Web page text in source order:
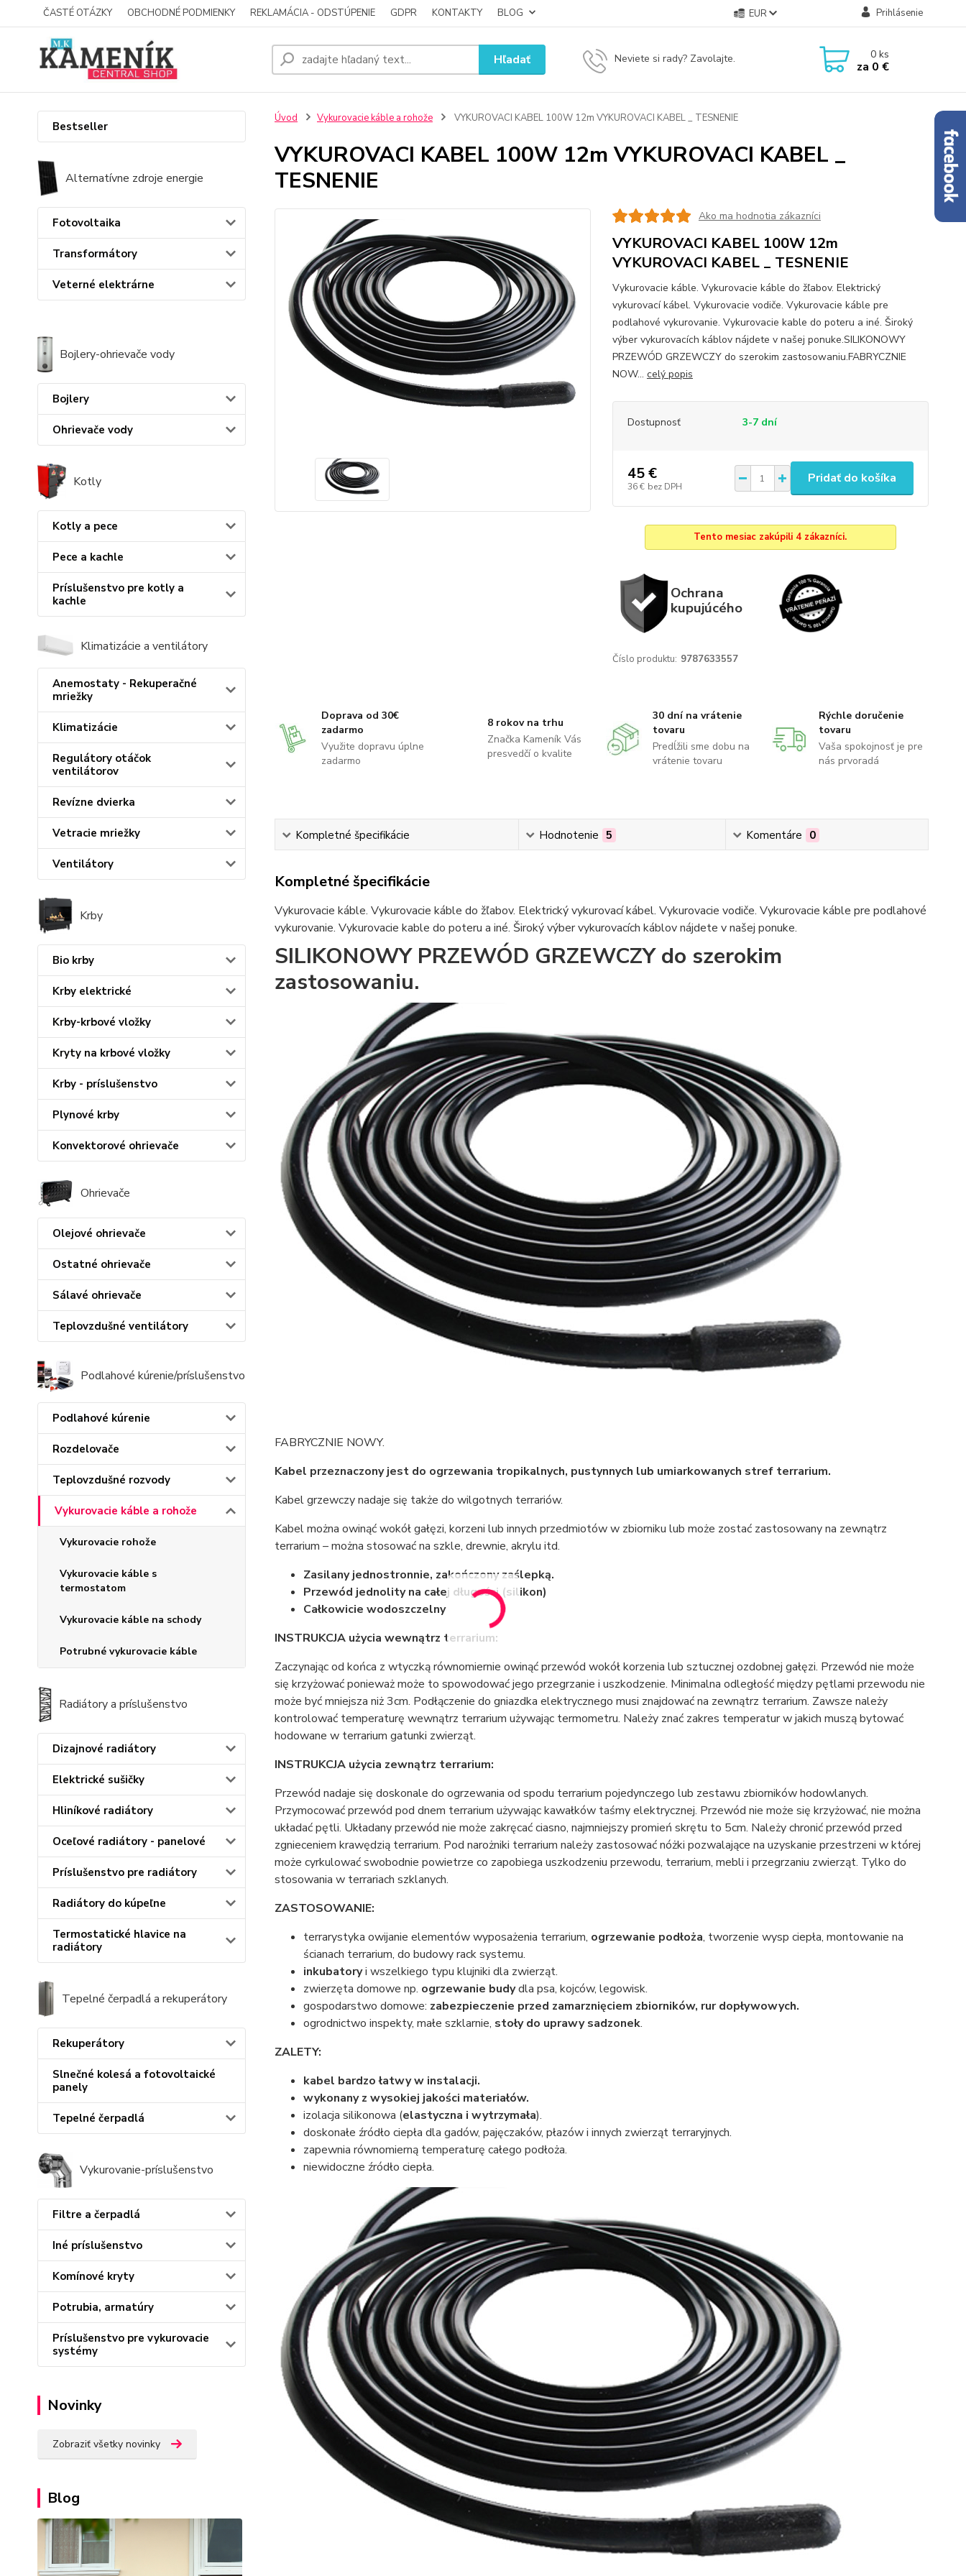
ČASTÉ OTÁZKY OBCHODNÉ PODMIENKY REKLAMÁCIA - ODSTÚPENIE GDPR KONTAKTY BLOG EUR Prihlásenie
Hľadať Neviete si rady? Zavolajte. 0ks
za 0 €
Bestseller
Alternatívne zdroje energie
Fotovoltaika
Transformátory
Veterné elektrárne
Bojlery-ohrievače vody
Bojlery
Ohrievače vody
Kotly
Kotly a pece
Pece a kachle
Príslušenstvo pre kotly a
kachle
Klimatizácie a ventilátory
Anemostaty - Rekuperačné
mriežky
Klimatizácie
Regulátory otáčok
ventilátorov
Revízne dvierka
Vetracie mriežky
Ventilátory
Krby
Bio krby
Krby elektrické
Krby-krbové vložky
Kryty na krbové vložky
Krby - príslušenstvo
Plynové krby
Konvektorové ohrievače
Ohrievače
Olejové ohrievače
Ostatné ohrievače
Sálavé ohrievače
Teplovzdušné ventilátory
Podlahové kúrenie/príslušenstvo
Podlahové kúrenie
Rozdelovače
Teplovzdušné rozvody
Vykurovacie káble a rohože
Vykurovacie rohože
Vykurovacie káble s
termostatom
Vykurovacie káble na schody
Potrubné vykurovacie káble
Radiátory a príslušenstvo
Dizajnové radiátory
Elektrické sušičky
Hliníkové radiátory
Oceľové radiátory - panelové
Príslušenstvo pre radiátory
Radiátory do kúpeľne
Termostatické hlavice na
radiátory
Tepelné čerpadlá a rekuperátory
Rekuperátory
Slnečné kolesá a fotovoltaické
panely
Tepelné čerpadlá
Vykurovanie-príslušenstvo
Filtre a čerpadlá
Iné príslušenstvo
Komínové kryty
Potrubia, armatúry
Príslušenstvo pre vykurovacie
systémy
Novinky
Zobraziť všetky novinky
Blog
Úvod Vykurovacie káble a rohože VYKUROVACI KABEL 100W 12m VYKUROVACI KABEL _ TESNENIE
VYKUROVACI KABEL 100W 12m VYKUROVACI KABEL _
TESNENIE
Ako ma hodnotia zákazníci
VYKUROVACI KABEL 100W 12m
VYKUROVACI KABEL _ TESNENIE
Vykurovacie káble. Vykurovacie káble do žľabov. Elektrický
vykurovací kábel. Vykurovacie vodiče. Vykurovacie káble pre
podlahové vykurovanie. Vykurovacie kable do poteru a iné. Široký
výber vykurovacích káblov nájdete v našej ponuke.SILIKONOWY
PRZEWÓD GRZEWCZY do szerokim zastosowaniu.FABRYCZNIE
NOW... celý popis
Dostupnosť 3-7 dní
45 €
36 € bez DPH
Pridať do košíka
Tento mesiac zakúpili 4 zákazníci.
Ochrana
kupujúcého
Číslo produktu: 9787633557
Doprava od 30€
zadarmo
Využite dopravu úplne
zadarmo
8 rokov na trhu
Značka Kameník Vás
presvedčí o kvalite
30 dní na vrátenie
tovaru
Predĺžili sme dobu na
vrátenie tovaru
Rýchle doručenie
tovaru
Vaša spokojnosť je pre
nás prvoradá
Kompletné špecifikácie Hodnotenie 5 Komentáre 0
Kompletné špecifikácie
Vykurovacie káble. Vykurovacie káble do žľabov. Elektrický vykurovací kábel. Vykurovacie vodiče. Vykurovacie káble pre podlahové
vykurovanie. Vykurovacie kable do poteru a iné. Široký výber vykurovacích káblov nájdete v našej ponuke.
SILIKONOWY PRZEWÓD GRZEWCZY do szerokim
zastosowaniu.
FABRYCZNIE NOWY.
Kabel przeznaczony jest do ogrzewania tropikalnych, pustynnych lub umiarkowanych stref terrarium.
Kabel grzewczy nadaje się także do wilgotnych terrariów.
Kabel można owinąć wokół gałęzi, korzeni lub innych przedmiotów w zbiorniku lub może zostać zastosowany na zewnątrz
terrarium – można stosować na szkle, drewnie, akrylu itd.
Zasilany jednostronnie, zakończony zaślepką.
Przewód jednolity na całej długości (silikon)
Całkowicie wodoszczelny
INSTRUKCJA użycia wewnątrz terrarium:
Zaczynając od końca z wtyczką równomiernie owinąć przewód wokół korzenia lub sztucznej ozdobnej gałęzi. Przewód nie może
się krzyżować ponieważ może to spowodować jego przegrzanie i uszkodzenie. Minimalna odległość między pętlami przewodu nie
może być mniejsza niż 3cm. Podłączenie do gniazdka elektrycznego musi znajdować na zewnątrz terrarium. Zawsze należy
kontrolować temperaturę wewnątrz terrarium używając termometru. Należy znać zakres temperatur w jakich muszą bytować
hodowane w terrarium gatunki zwierząt.
INSTRUKCJA użycia zewnątrz terrarium:
Przewód nadaje się doskonale do ogrzewania od spodu terrarium pojedynczego lub zestawu zbiorników hodowlanych.
Przymocować przewód pod dnem terrarium używając kawałków taśmy elektrycznej. Przewód nie może się krzyżować, nie można
układać pętli. Układany przewód nie może zakręcać ciasno, najmniejszy promień skrętu to 5cm. Należy chronić przewód przed
zgnieceniem krawędzią terrarium. Pod narożniki terrarium należy zastosować nóżki pozwalające na uzyskanie przestrzeni w której
może cyrkulować swobodnie powietrze co zapobiega uszkodzeniu przewodu, terrarium, mebli i przegrzaniu zwierząt. Tylko do
stosowania w terrariach szklanych.
ZASTOSOWANIE:
terrarystyka owijanie elementów wyposażenia terrarium, ogrzewanie podłoża, tworzenie wysp ciepła, montowanie na
ścianach terrarium, do budowy rack systemu.
inkubatoryi wszelkiego typu klujniki dla zwierząt.
zwierzęta domowe np. ogrzewanie budydla psa, kojców, legowisk.
gospodarstwo domowe: zabezpieczenie przed zamarznięciem zbiorników, rur dopływowych.
ogrodnictwo inspekty, małe szklarnie, stoły do uprawy sadzonek.
ZALETY:
kabel bardzołatwy w instalacji.
wykonany z wysokiej jakości materiałów.
izolacja silikonowa (elastyczna i wytrzymała).
doskonałe źródło ciepła dla gadów, pajęczaków, płazów i innych zwierząt terraryjnych.
zapewnia równomierną temperaturę całego podłoża.
niewidoczne źródło ciepła.